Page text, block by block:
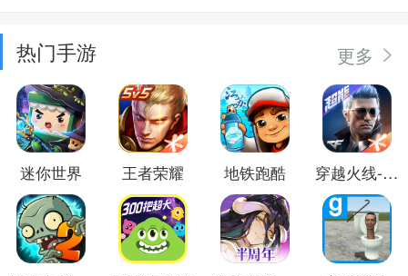
热门手游 更多
迷你世界 王者荣耀 地铁跑酷 穿越火线-枪战王者